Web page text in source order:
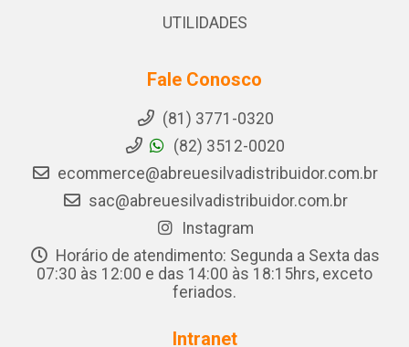
UTILIDADES
Fale Conosco
(81) 3771-0320
(82) 3512-0020
ecommerce@abreuesilvadistribuidor.com.br
sac@abreuesilvadistribuidor.com.br
Instagram
Horário de atendimento: Segunda a Sexta das
07:30 às 12:00 e das 14:00 às 18:15hrs, exceto
feriados.
Intranet